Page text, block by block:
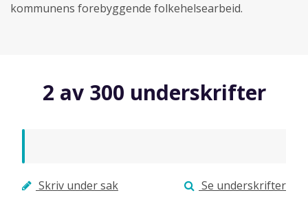
2 av 300 underskrifter
Skriv under sak Se underskrifter